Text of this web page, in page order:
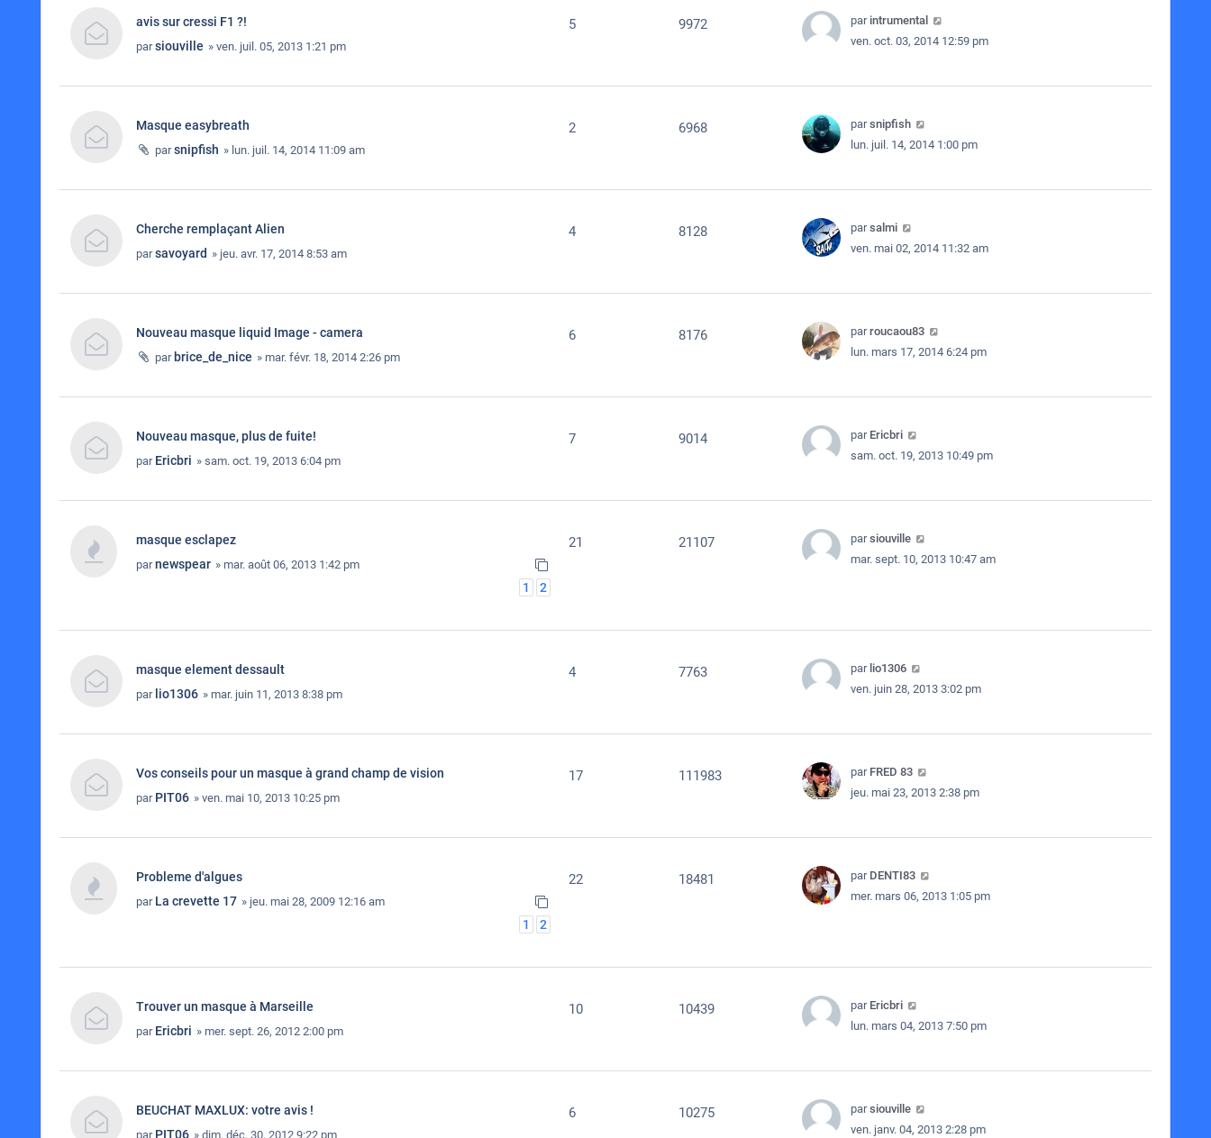
avis sur cressi F1 ?!
parsiouville » ven. juil. 05, 2013 1:21 pm
5 9972 par intrumental
ven. oct. 03, 2014 12:59 pm
Masque easybreath
parsnipfish » lun. juil. 14, 2014 11:09 am
2 6968 parsnipfish
lun. juil. 14, 2014 1:00 pm
Cherche remplaçant Alien
parsavoyard » jeu. avr. 17, 2014 8:53 am
4 8128 parsalmi
ven. mai 02, 2014 11:32 am
Nouveau masque liquid Image - camera
par brice_de_nice » mar. févr. 18, 2014 2:26 pm
6 8176 parroucaou83
lun. mars 17, 2014 6:24 pm
Nouveau masque, plus de fuite!
par Ericbri » sam. oct. 19, 2013 6:04 pm
7 9014 par Ericbri
sam. oct. 19, 2013 10:49 pm
masque esclapez
parnewspear » mar. août 06, 2013 1:42 pm
1 2
21 21107 parsiouville
mar. sept. 10, 2013 10:47 am
masque element dessault
par lio1306 » mar. juin 11, 2013 8:38 pm
4 7763 par lio1306
ven. juin 28, 2013 3:02 pm
Vos conseils pour un masque à grand champ de vision
par PIT06 » ven. mai 10, 2013 10:25 pm
17 111983 par FRED 83
jeu. mai 23, 2013 2:38 pm
Probleme d'algues
par La crevette 17 » jeu. mai 28, 2009 12:16 am
1 2
22 18481 par DENTI83
mer. mars 06, 2013 1:05 pm
Trouver un masque à Marseille
par Ericbri » mer. sept. 26, 2012 2:00 pm
10 10439 par Ericbri
lun. mars 04, 2013 7:50 pm
BEUCHAT MAXLUX: votre avis !
par PIT06 » dim. déc. 30, 2012 9:22 pm
6 10275 parsiouville
ven. janv. 04, 2013 2:28 pm